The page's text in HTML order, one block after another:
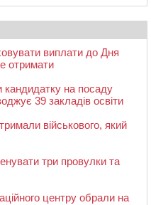
виплати до Дня
отримати
кандидатку на посаду
39 закладів освіти
військового, який
три провулки та
центру обрали на